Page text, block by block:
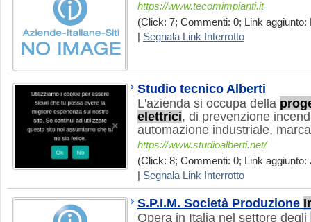
https://www.tecomimpianti.it
(Click: 7; Commenti: 0; Link aggiunto:
Segnala Link Interrotto
Studio tecnico Alberti
L'azienda si occupa della
elettrici, di prevenzione
automazione industriale,
https://www.studioalberti.net/
(Click: 8; Commenti: 0; Link aggiunto:
Segnala Link Interrotto
S.P.I.M. Società Produzione
Opera in Italia nel settore degli